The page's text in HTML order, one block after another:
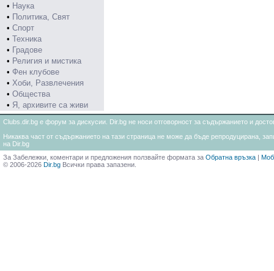
• Наука
• Политика, Свят
• Спорт
• Техника
• Градове
• Религия и мистика
• Фен клубове
• Хоби, Развлечения
• Общества
• Я, архивите са живи
Clubs.dir.bg е форум за дискусии. Dir.bg не носи отговорност за съдържанието и
Никаква част от съдържанието на тази страница не може да бъде репродуцирана,
на Dir.bg
За Забележки, коментари и предложения ползвайте формата за Обратна връзка |
© 2006-2026 Dir.bg Всички права запазени.